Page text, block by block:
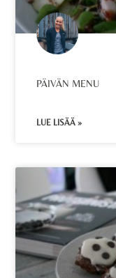
PÄIVÄN MENU
LUE LISÄÄ »